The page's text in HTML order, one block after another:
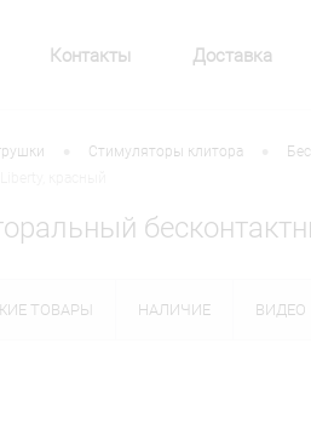
Контакты Доставка
Стимуляторы клитора
ТОВАРЫ НАЛИЧИЕ ВИДЕО